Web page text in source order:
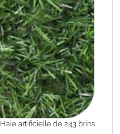
Haie artificielle de 243 brins